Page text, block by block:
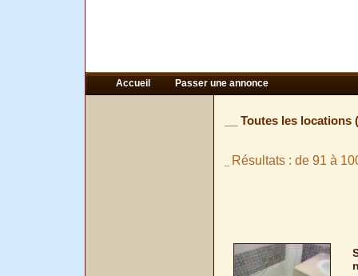
Accueil Passer une annonce
__ Toutes les locations
Résultats : de 91 à